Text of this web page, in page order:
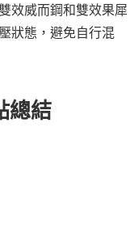
效威而鋼和雙效果犀
狀態，避免自行混
總結